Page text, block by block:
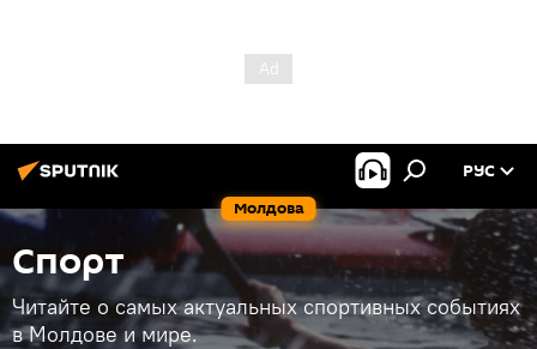
Молдова
РУС
Спорт
Читайте о самых актуальных спортивных событиях
в Молдове и мире.